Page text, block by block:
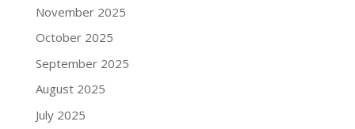
November 2025
October 2025
September 2025
August 2025
July 2025